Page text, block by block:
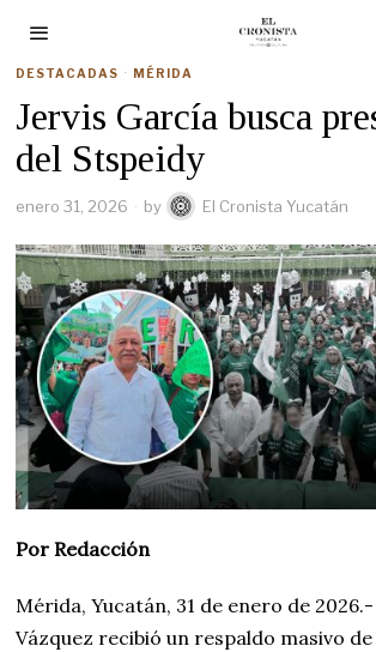
DESTACADAS · MÉRIDA
Jervis García busca
del Stspeidy
enero 31, 2026 by El Cronista Yucatán
Por Redacción
Mérida, Yucatán, 31 de enero de
Vázquez recibió un respaldo masivo